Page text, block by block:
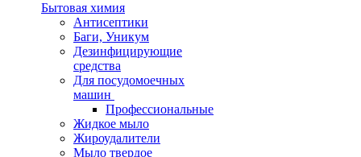
Бытовая химия
Антисептики
Баги, Уникум
Дезинфицирующие
средства
Для посудомоечных
машин
Профессиональные
Жидкое мыло
Жироудалители
Мыло твердое